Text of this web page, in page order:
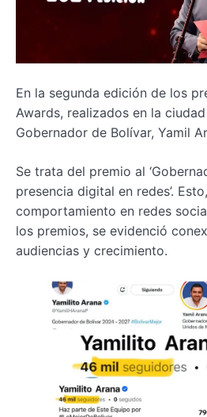
En la segunda edición de los
Awards, realizados en la
Gobernador de Bolívar, Yamil
Se trata del premio al
presencia digital en redes’.
comportamiento en redes
los premios, se evidenció
audiencias y crecimiento.